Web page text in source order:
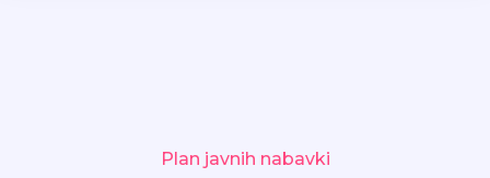
Plan javnih nabavki